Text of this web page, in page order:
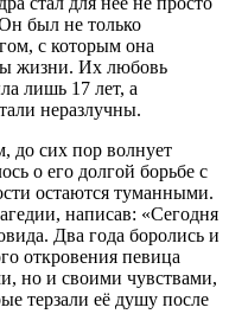
был не только
с которым она
жизни. Их любовь
лишь 17 лет, а
неразлучны.
до сих пор волнует
о его долгой борьбе с
остаются туманными.
написав: «Сегодня
Два года боролись и
откровения певица
но и своими чувствами,
терзали её душу после